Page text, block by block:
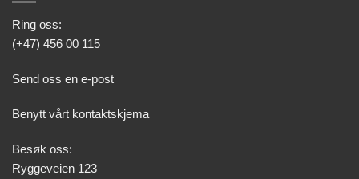
Ring oss:
(+47) 456 00 115
Send oss en e-post
Benytt vårt kontaktskjema
Besøk oss:
Ryggeveien 123